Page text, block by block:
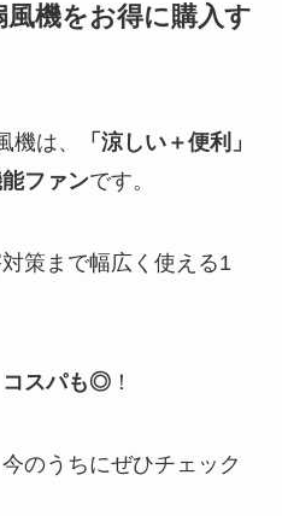
機をお得に購入す
は、
「涼しい＋便利」
ファンです。
策まで幅広く使える1
コスパも◎！
のうちにぜひチェック